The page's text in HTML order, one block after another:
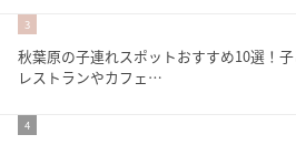
3
秋葉原の子連れスポットおすすめ10選！
レストランやカフェ…
4